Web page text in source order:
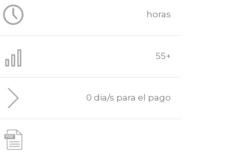
horas
55+
0 dia/s para el pago